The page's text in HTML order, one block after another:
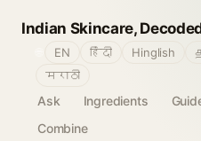
Indian Skincare,
Ask Ingredients
Combine
EN हिंदी Hinglish
मराठी